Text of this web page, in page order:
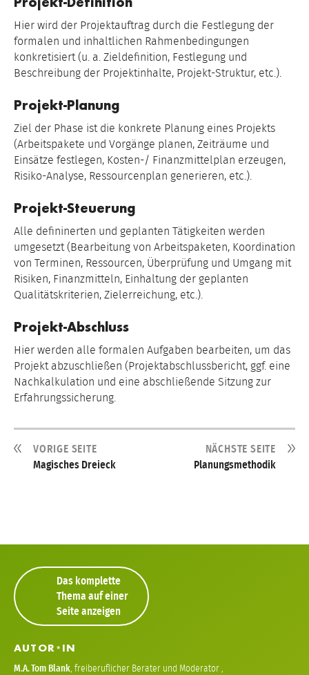
Projekt-Definition
Hier wird der Projektauftrag durch die Festlegung der
formalen und inhaltlichen Rahmenbedingungen
konkretisiert (u. a. Zieldefinition, Festlegung und
Beschreibung der Projektinhalte, Projekt-Struktur, etc.).
Projekt-Planung
Ziel der Phase ist die konkrete Planung eines Projekts
(Arbeitspakete und Vorgänge planen, Zeiträume und
Einsätze festlegen, Kosten-/ Finanzmittelplan erzeugen,
Risiko-Analyse, Ressourcenplan generieren, etc.).
Projekt-Steuerung
Alle defininerten und geplanten Tätigkeiten werden
umgesetzt (Bearbeitung von Arbeitspaketen, Koordination
von Terminen, Ressourcen, Überprüfung und Umgang mit
Risiken, Finanzmitteln, Einhaltung der geplanten
Qualitätskriterien, Zielerreichung, etc.).
Projekt-Abschluss
Hier werden alle formalen Aufgaben bearbeiten, um das
Projekt abzuschließen (Projektabschlussbericht, ggf. eine
Nachkalkulation und eine abschließende Sitzung zur
Erfahrungssicherung.
VORIGE SEITE
Magisches Dreieck
NÄCHSTE SEITE
Planungsmethodik
Das komplette
Thema auf einer
Seite anzeigen
AUTOR* IN
M.A.Tom Blank,freiberuflicher Berater und Moderator,